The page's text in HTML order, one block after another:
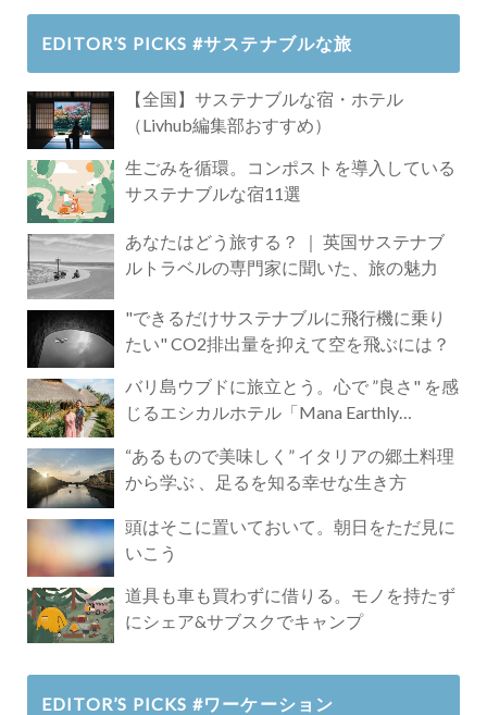
EDITOR’S PICKS #サステナブルな旅
【全国】サステナブルな宿・ホテル
（Livhub編集部おすすめ）
生ごみを循環。コンポストを導入している
サステナブルな宿11選
あなたはどう旅する？ ｜ 英国サステナブ
ルトラベルの専門家に聞いた、旅の魅力
"できるだけサステナブルに飛行機に乗り
たい" CO2排出量を抑えて空を飛ぶには？
バリ島ウブドに旅立とう。心で ”良さ" を感
じるエシカルホテル「Mana Earthly
“あるもので美味しく” イタリアの郷土料理
から学ぶ 、足るを知る幸せな生き方
頭はそこに置いておいて。朝日をただ見に
いこう
道具も車も買わずに借りる。モノを持たず
にシェア&サブスクでキャンプ
EDITOR’S PICKS #ワーケーション